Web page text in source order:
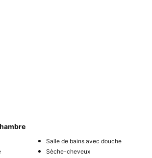
Salle de bains avec douche
Sèche-cheveux